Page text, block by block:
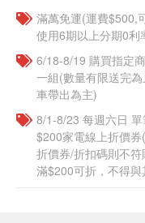
滿萬免運(運費$500,
使用6期以上分期0利
6/18-8/19 購買指定
一組(數量有限送完
車帶出為主)​
8/1-8/23 每週六日
$200家電線上折價
折價券/折扣碼則不
滿$200可折，不得